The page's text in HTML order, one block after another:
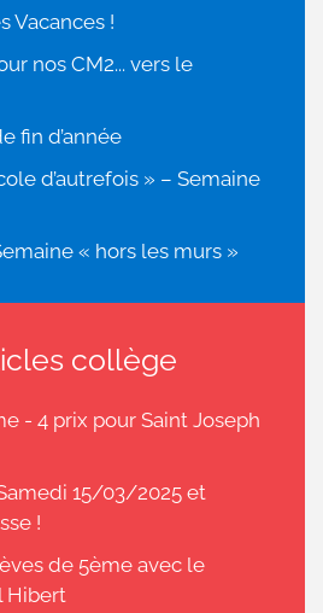
Vacances !
nos CM2... vers le
fin d’année
d’autrefois » – Semaine
« hors les murs »
collège
- 4 prix pour Saint Joseph
15/03/2025 et
!
de 5ème avec le
Hibert